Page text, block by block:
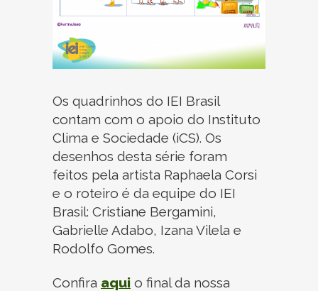
Os quadrinhos do IEI Brasil
contam com o apoio do Instituto
Clima e Sociedade (iCS). Os
desenhos desta série foram
feitos pela artista Raphaela Corsi
e o roteiro é da equipe do IEI
Brasil: Cristiane Bergamini,
Gabrielle Adabo, Izana Vilela e
Rodolfo Gomes.
Confira aqui o final da nossa